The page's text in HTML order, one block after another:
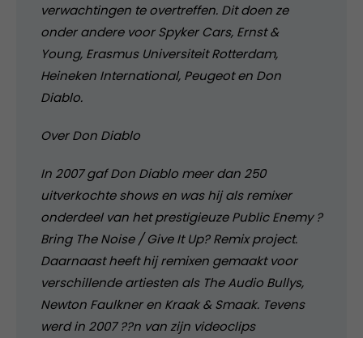
verwachtingen te overtreffen. Dit doen ze
onder andere voor Spyker Cars, Ernst &
Young, Erasmus Universiteit Rotterdam,
Heineken International, Peugeot en Don
Diablo.
Over Don Diablo
In 2007 gaf Don Diablo meer dan 250
uitverkochte shows en was hij als remixer
onderdeel van het prestigieuze Public Enemy ?
Bring The Noise / Give It Up? Remix project.
Daarnaast heeft hij remixen gemaakt voor
verschillende artiesten als The Audio Bullys,
Newton Faulkner en Kraak & Smaak. Tevens
werd in 2007 ??n van zijn videoclips